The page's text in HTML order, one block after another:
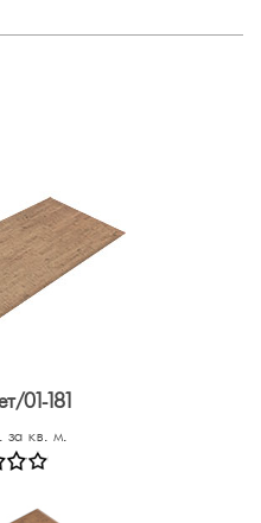
01-181
за кв. м.